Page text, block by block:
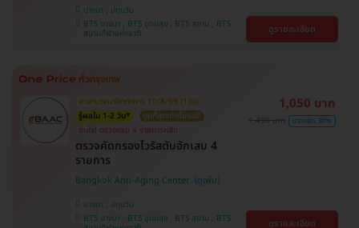
บางนา , ปทุมวัน
BTS บางนา , BTS อุดมสุข , BTS สยาม , BTS
สนามกีฬาแห่งชาติ ดูรายละเอียด
สาขาบางนาปิดทำการ 10/8/69 (1วัน)
รู้ผลใน 1-2 วัน*
ถูกที่สุดเท่าที่เคยมี!
อุ่นใจ! ตรวจครบ 4 รายการหลัก
ตรวจคัดกรองไวรัสตับอักเสบ 4
รายการ
Bangkok Anti-Aging Center
บางนา , ปทุมวัน
BTS บางนา , BTS อุดมสุข , BTS สยาม , BTS
1,050 บาท
1,490 บาท ประหยัด 30%
ดูรายละเอียด